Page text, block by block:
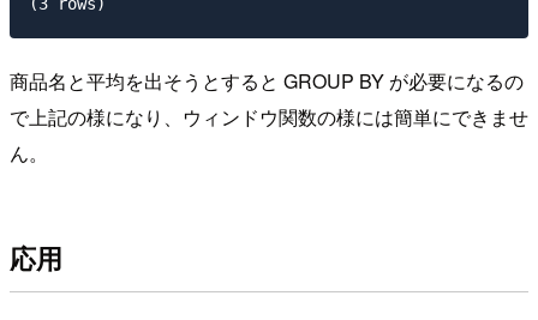
商品名と平均を出そうとすると GROUP BY が必要になるの
で上記の様になり、ウィンドウ関数の様には簡単にできませ
ん。
応用